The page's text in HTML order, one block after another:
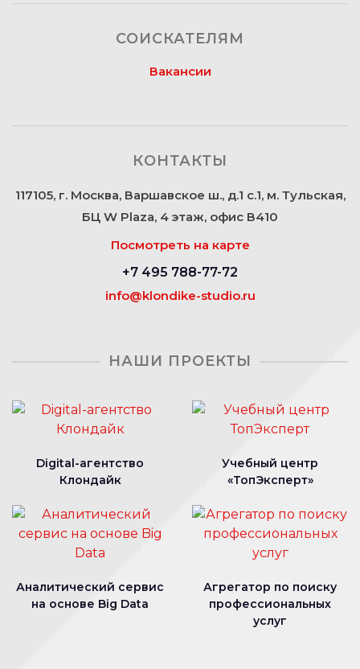
СОИСКАТЕЛЯМ
Вакансии
КОНТАКТЫ
117105, г. Москва, Варшавское ш., д.1 с.1, м. Тульская,
БЦ W Plaza, 4 этаж, офис В410
Посмотреть на карте
+7 495 788-77-72
info@klondike-studio.ru
НАШИ ПРОЕКТЫ
Digital-агентство
Клондайк
Учебный центр
«ТопЭксперт»
Аналитический сервис
на основе Big Data
Агрегатор по поиску
профессиональных
услуг